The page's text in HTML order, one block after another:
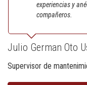
experiencias y
compañeros.
Julio German Oto
Supervisor de